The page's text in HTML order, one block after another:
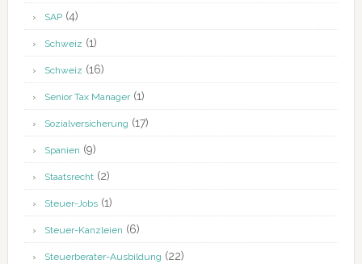
SAP(4)
Schweiz (1)
Schweiz (16)
Senior Tax Manager(1)
Sozialversicherung (17)
Spanien (9)
Staatsrecht(2)
Steuer-Jobs(1)
Steuer-Kanzleien (6)
Steuerberater-Ausbildung (22)